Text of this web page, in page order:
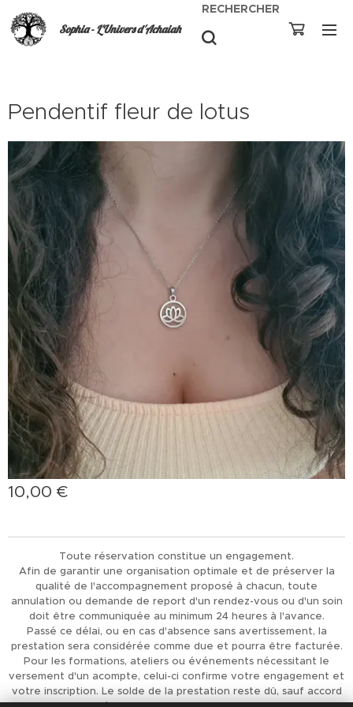
Sophia - L'Univers d'Achaiah
RECHERCHER
Pendentif fleur de lotus
10,00 €
Toute réservation constitue un engagement.
Afin de garantir une organisation optimale et de préserver la
qualité de l'accompagnement proposé à chacun, toute
annulation ou demande de report d'un rendez-vous ou d'un soin
doit être communiquée au minimum 24 heures à l'avance.
Passé ce délai, ou en cas d'absence sans avertissement, la
prestation sera considérée comme due et pourra être facturée.
Pour les formations, ateliers ou événements nécessitant le
versement d'un acompte, celui-ci confirme votre engagement et
votre inscription. Le solde de la prestation reste dû, sauf accord